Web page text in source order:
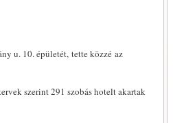
u. 10. épületét, tette közzé az
szerint 291 szobás hotelt akartak